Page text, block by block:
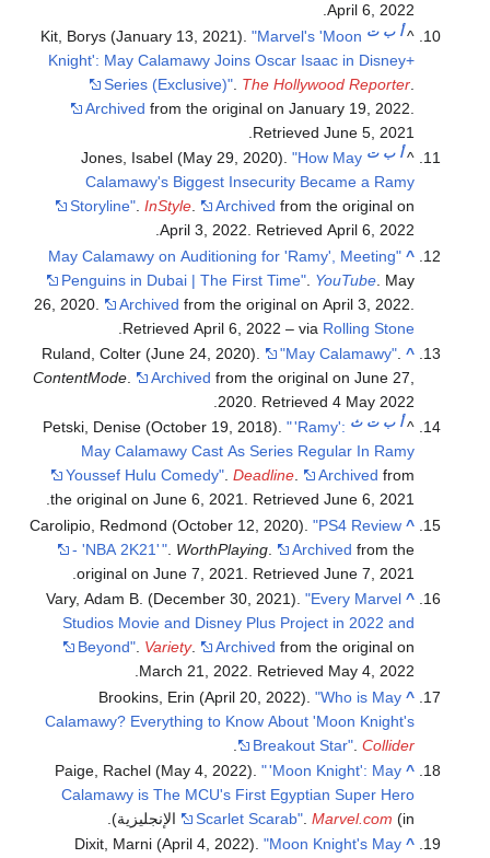
April 6, 2022
.
^أ ب ت Kit, Borys (January 13, 2021)."Marvel's 'Moon
Knight': May Calamawy Joins Oscar Isaac in Disney+
Series (Exclusive)" The Hollywood Reporter
Archived from the original on January 19, 2022
RetrievedJune 5, 2021
^أ ب ت Jones, Isabel (May 29, 2020)."How May
Calamawy's Biggest Insecurity Became a Ramy
Storyline".InStyle. Archived from the original on
April 3, 2022. RetrievedApril 6, 2022
.
^
"May Calamawy on Auditioning for 'Ramy', Meeting
Penguins in Dubai | The First Time" YouTube . May
26, 2020.
Archived from the original on April 3, 2022
RetrievedApril 6, 2022 – via Rolling Stone
^
Ruland, Colter (June 24, 2020). "May Calamawy"
ContentMode
Archived from the original on June 27,
2020 . Retrieved4 May 2022
^أ ب ت ث Petski, Denise (October 19, 2018)."'Ramy':
May Calamawy Cast As Series Regular In Ramy
Youssef Hulu Comedy".Deadline. Archived from
the original on June 6, 2021. RetrievedJune 6, 2021
.
^
Carolipio, Redmond (October 12, 2020)."PS4 Review
- 'NBA 2K21' " WorthPlaying Archived from the
original on June 7, 2021
. RetrievedJune 7, 2021
.
^
Vary, Adam B. (December 30, 2021)."Every Marvel
Studios Movie and Disney Plus Project in 2022 and
Beyond". Variety. Archived from the original on
March 21, 2022. Retrieved May 4, 2022
.
^
Brookins, Erin (April 20, 2022)."Who is May
Calamawy? Everything to Know About 'Moon Knight's
Breakout Star" .Collider
^
Paige, Rachel (May 4, 2022)."'Moon Knight': May
Calamawy is The MCU's First Egyptian Super Hero
Scarlet Scarab" .Marvel.com (in الإنجليزية).
^
Dixit, Marni (April 4, 2022)."Moon Knight's May